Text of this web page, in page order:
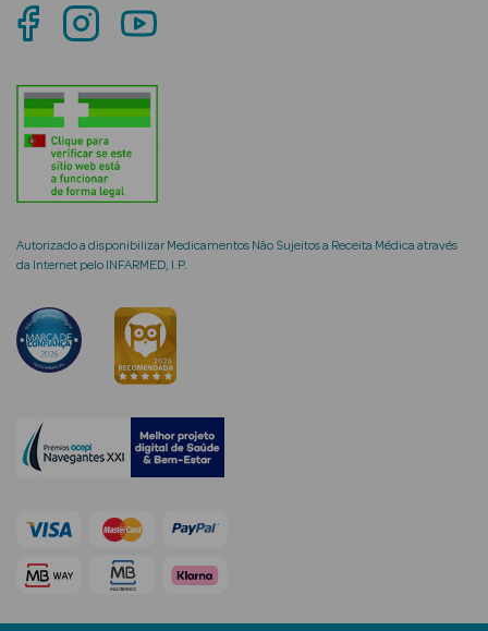
Lábios
Solares Bebé e
Criança
Rosto e
Ver Tudo
Cosmética
Hidratantes
Creme de Olhos
Autorizado a disponibilizar Medicamentos Não Sujeitos a Receita Médica através
da Internet pelo INFARMED, I.P.